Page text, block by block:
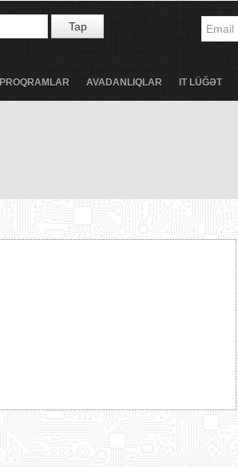
Tap
PROQRAMLAR AVADANLIQLAR IT LÜĞƏT